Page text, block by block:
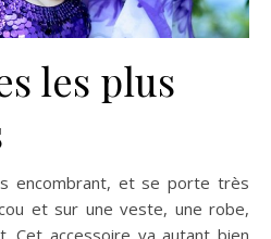
les plus
encombrant, et se porte très
et sur une veste, une robe,
Cet accessoire va autant bien